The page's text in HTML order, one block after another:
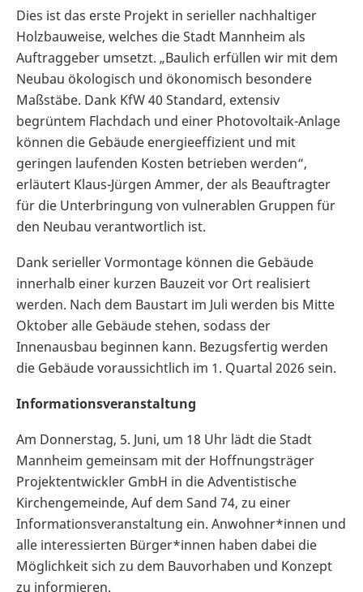
Dies ist das erste Projekt in serieller nachhaltiger
Holzbauweise, welches die Stadt Mannheim als
Auftraggeber umsetzt. „Baulich erfüllen wir mit dem
Neubau ökologisch und ökonomisch besondere
Maßstäbe. Dank KfW 40 Standard, extensiv
begrüntem Flachdach und einer Photovoltaik-Anlage
können die Gebäude energieeffizient und mit
geringen laufenden Kosten betrieben werden“,
erläutert Klaus-Jürgen Ammer, der als Beauftragter
für die Unterbringung von vulnerablen Gruppen für
den Neubau verantwortlich ist.
Dank serieller Vormontage können die Gebäude
innerhalb einer kurzen Bauzeit vor Ort realisiert
werden. Nach dem Baustart im Juli werden bis Mitte
Oktober alle Gebäude stehen, sodass der
Innenausbau beginnen kann. Bezugsfertig werden
die Gebäude voraussichtlich im 1. Quartal 2026 sein.
Informationsveranstaltung
Am Donnerstag, 5. Juni, um 18 Uhr lädt die Stadt
Mannheim gemeinsam mit der Hoffnungsträger
Projektentwickler GmbH in die Adventistische
Kirchengemeinde, Auf dem Sand 74, zu einer
Informationsveranstaltung ein. Anwohner*innen und
alle interessierten Bürger*innen haben dabei die
Möglichkeit sich zu dem Bauvorhaben und Konzept
zu informieren.